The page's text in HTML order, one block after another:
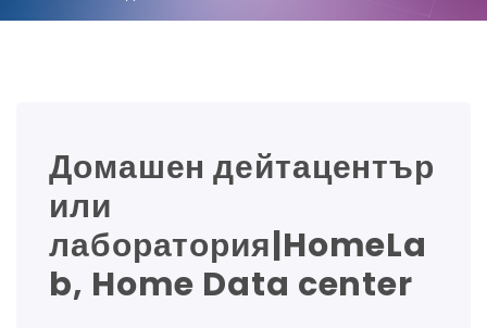
Домашен дейтацентър
или
лаборатория|HomeLa
b, Home Data center